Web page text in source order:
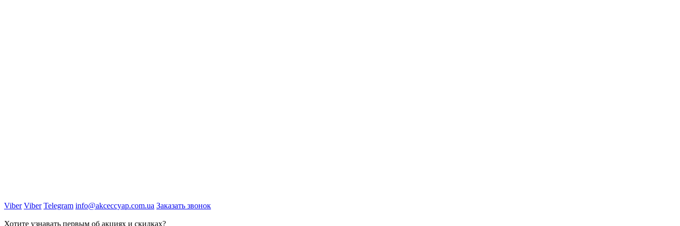
Viber Viber Telegram info@akceccyap.com.ua Заказать звонок
Хотите узнавать первым об акциях и скидках?